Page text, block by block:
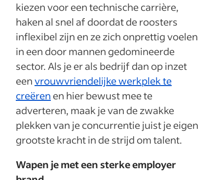
kiezen voor een technische carrière,
haken al snel af doordat de roosters
inflexibel zijn en ze zich onprettig voelen
in een door mannen gedomineerde
sector. Als je er als bedrijf dan op inzet
eenvrouwvriendelijke werkplek te
creëren en hier bewust mee te
adverteren, maak je van de zwakke
plekken van je concurrentie juist je eigen
grootste kracht in de strijd om talent.
Wapen je met een sterke employer